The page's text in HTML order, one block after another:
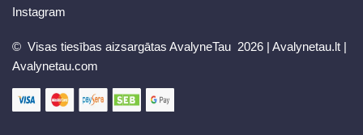
Instagram
© Visas tiesības aizsargātas AvalyneTau 2026 | Avalynetau.lt |
Avalynetau.com